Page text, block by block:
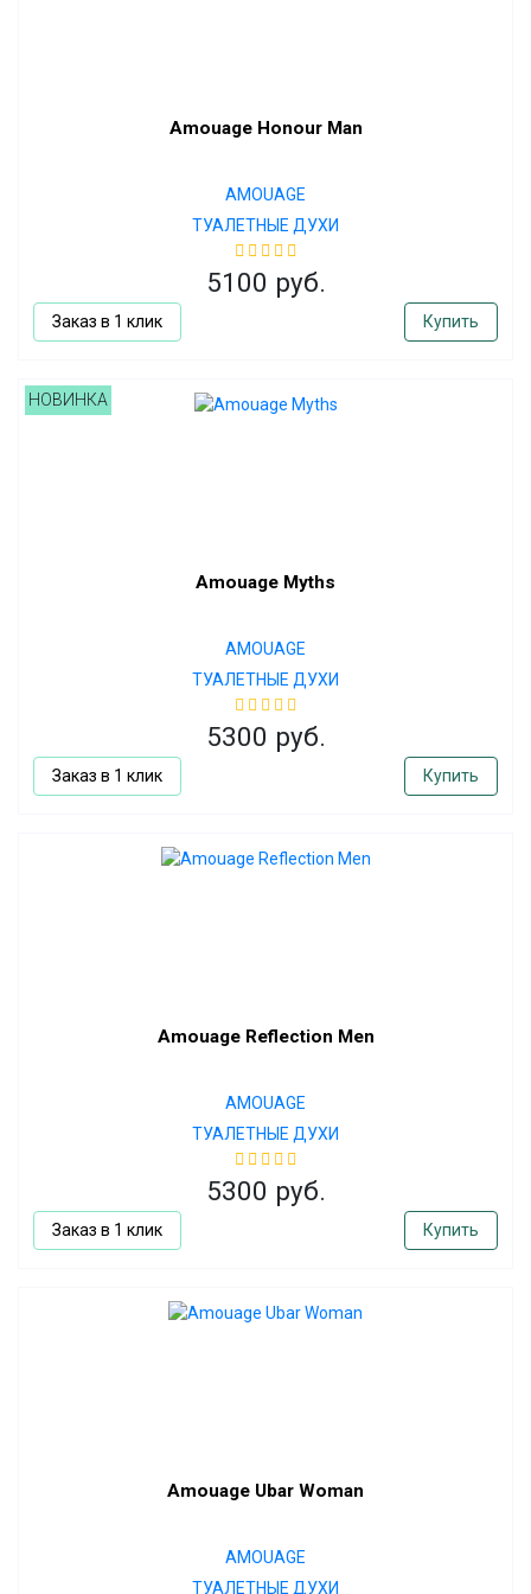
Amouage Honour Man
AMOUAGE
ТУАЛЕТНЫЕ ДУХИ
5100 руб.
Заказ в 1 клик Купить
НОВИНКА
Amouage Myths
AMOUAGE
ТУАЛЕТНЫЕ ДУХИ
5300 руб.
Заказ в 1 клик Купить
Amouage Reflection Men
AMOUAGE
ТУАЛЕТНЫЕ ДУХИ
5300 руб.
Заказ в 1 клик Купить
Amouage Ubar Woman
AMOUAGE
ТУАЛЕТНЫЕ ДУХИ